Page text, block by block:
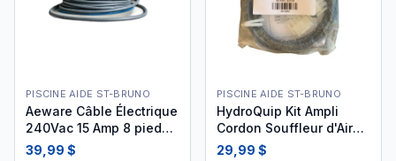
PISCINE AIDE ST-BRUNO
Aeware Câble Électrique
240Vac 15 Amp 8 pieds
HC-2-15-240-8-T
39,99 $
PISCINE AIDE ST-BRUNO
HydroQuip Kit Ampli
Cordon Souffleur d'Air
48-0060
29,99 $